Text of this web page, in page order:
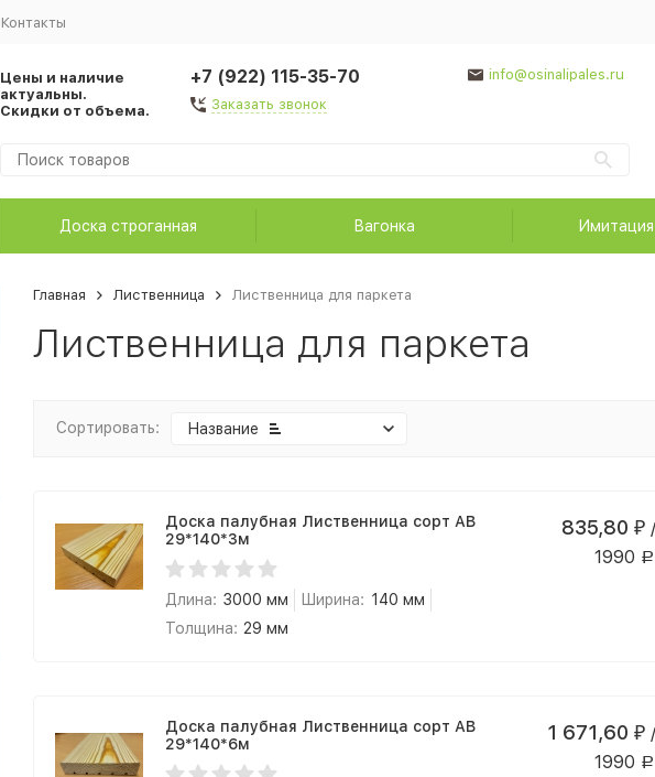
Контакты
Цены и наличие
актуальны.
Скидки от объема.
+7 (922) 115-35-70
Заказать звонок
info@osinalipales.ru
Доска строганная Вагонка
Главная Лиственница Лиственница для паркета
Лиственница для паркета
Сортировать: Название
Доска палубная Лиственница сорт АВ
29*140*3м
Длина: 3000 мм Ширина: 140 мм
Толщина: 29 мм
835,80 ₽
1990 Р
Доска палубная Лиственница сорт АВ
29*140*6м
1 671,60 ₽
1990 Р